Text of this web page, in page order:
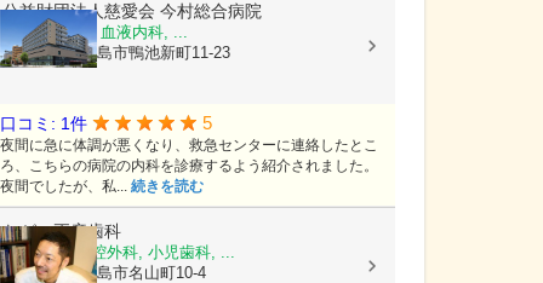
公益財団法人慈愛会 今村総合病院
内科, 救急科, 血液内科, ...
鹿児島県鹿児島市鴨池新町11-23
口コミ: 1件 5
夜間に急に体調が悪くなり、救急センターに連絡したとこ
ろ、こちらの病院の内科を診療するよう紹介されました。
夜間でしたが、私... 続きを読む
ながい正彦歯科
歯科, 歯科口腔外科, 小児歯科, ...
鹿児島県鹿児島市名山町10-4